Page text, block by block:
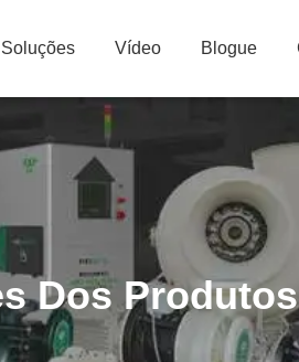
Soluções Vídeo Blogue
Dos Produtos